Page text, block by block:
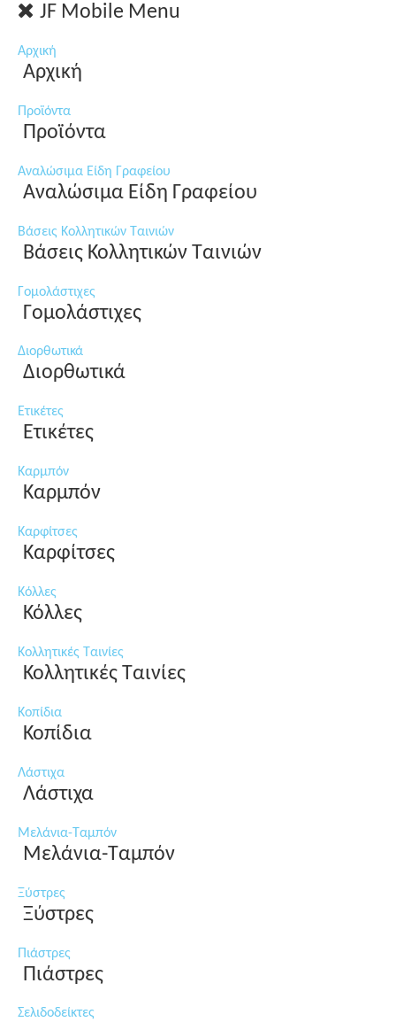
JF Mobile Menu
Αρχική
Αρχική
Προϊόντα
Προϊόντα
Αναλώσιμα Είδη Γραφείου
Αναλώσιμα Είδη Γραφείου
Βάσεις Κολλητικών Ταινιών
Βάσεις Κολλητικών Ταινιών
Γομολάστιχες
Γομολάστιχες
Διορθωτικά
Διορθωτικά
Ετικέτες
Ετικέτες
Καρμπόν
Καρμπόν
Καρφίτσες
Καρφίτσες
Κόλλες
Κόλλες
Κολλητικές Ταινίες
Κολλητικές Ταινίες
Κοπίδια
Κοπίδια
Λάστιχα
Λάστιχα
Μελάνια-Ταμπόν
Μελάνια-Ταμπόν
Ξύστρες
Ξύστρες
Πιάστρες
Πιάστρες
Σελιδοδείκτες